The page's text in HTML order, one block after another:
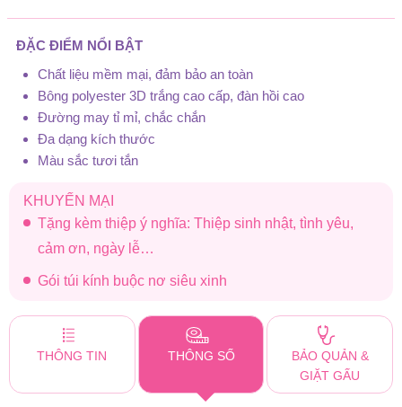
ĐẶC ĐIỂM NỔI BẬT
Chất liệu mềm mại, đảm bảo an toàn
Bông polyester 3D trắng cao cấp, đàn hồi cao
Đường may tỉ mỉ, chắc chắn
Đa dạng kích thước
Màu sắc tươi tắn
KHUYẾN MẠI
Tặng kèm thiệp ý nghĩa: Thiệp sinh nhật, tình yêu,
cảm ơn, ngày lễ…
Gói túi kính buộc nơ siêu xinh
THÔNG TIN THÔNG SỐ
BẢO QUẢN &
GIẶT GẤU